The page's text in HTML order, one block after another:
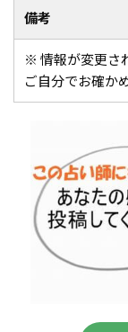
備考
※ 情報が変更さ
ご自分でお確か